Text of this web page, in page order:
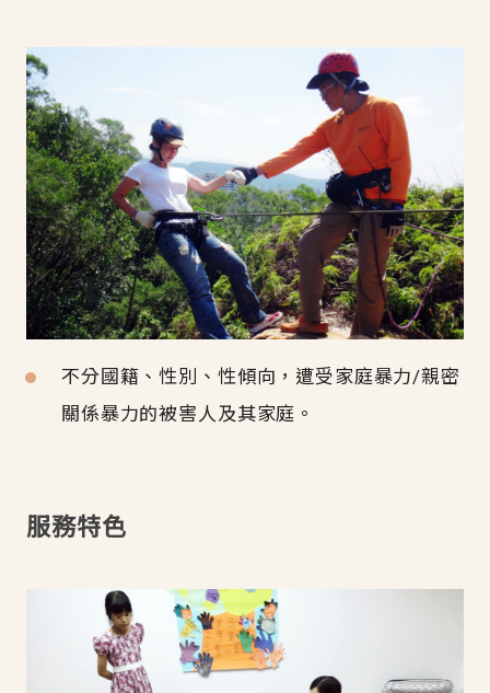
不分國籍、性別、性傾向，遭受家庭暴力/親密
關係暴力的被害人及其家庭。
服務特色